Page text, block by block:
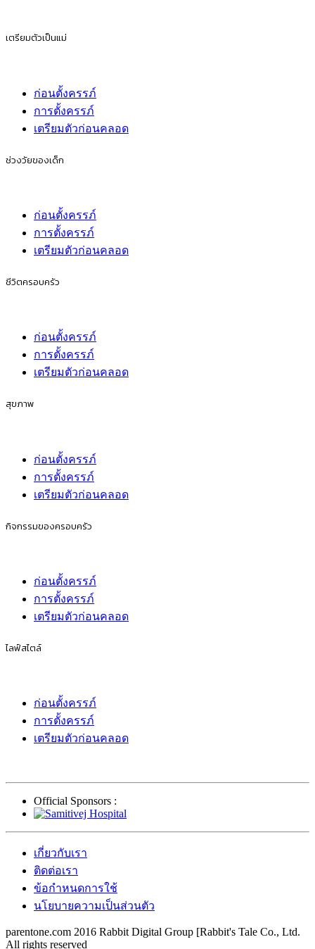
เตรียมตัวเป็นแม่
ก่อนตั้งครรภ์
การตั้งครรภ์
เตรียมตัวก่อนคลอด
ช่วงวัยของเด็ก
ก่อนตั้งครรภ์
การตั้งครรภ์
เตรียมตัวก่อนคลอด
ชีวิตครอบครัว
ก่อนตั้งครรภ์
การตั้งครรภ์
เตรียมตัวก่อนคลอด
สุขภาพ
ก่อนตั้งครรภ์
การตั้งครรภ์
เตรียมตัวก่อนคลอด
กิจกรรมของครอบครัว
ก่อนตั้งครรภ์
การตั้งครรภ์
เตรียมตัวก่อนคลอด
ไลฟ์สไตล์
ก่อนตั้งครรภ์
การตั้งครรภ์
เตรียมตัวก่อนคลอด
Official Sponsors :
เกี่ยวกับเรา
ติดต่อเรา
ข้อกำหนดการใช้
นโยบายความเป็นส่วนตัว
parentone.com 2016 Rabbit Digital Group [Rabbit's Tale Co., Ltd.
All rights reserved